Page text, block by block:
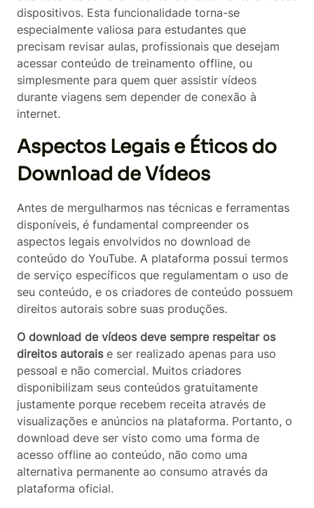
dispositivos. Esta funcionalidade torna-se
especialmente valiosa para estudantes que
precisam revisar aulas, profissionais que desejam
acessar conteúdo de treinamento offline, ou
simplesmente para quem quer assistir vídeos
durante viagens sem depender de conexão à
internet.
Aspectos Legais e Éticos do
Download de Vídeos
Antes de mergulharmos nas técnicas e ferramentas
disponíveis, é fundamental compreender os
aspectos legais envolvidos no download de
conteúdo do YouTube. A plataforma possui termos
de serviço específicos que regulamentam o uso de
seu conteúdo, e os criadores de conteúdo possuem
direitos autorais sobre suas produções.
O download de vídeos deve sempre respeitar os
direitos autoraise ser realizado apenas para uso
pessoal e não comercial. Muitos criadores
disponibilizam seus conteúdos gratuitamente
justamente porque recebem receita através de
visualizações e anúncios na plataforma. Portanto, o
download deve ser visto como uma forma de
acesso offline ao conteúdo, não como uma
alternativa permanente ao consumo através da
plataforma oficial.